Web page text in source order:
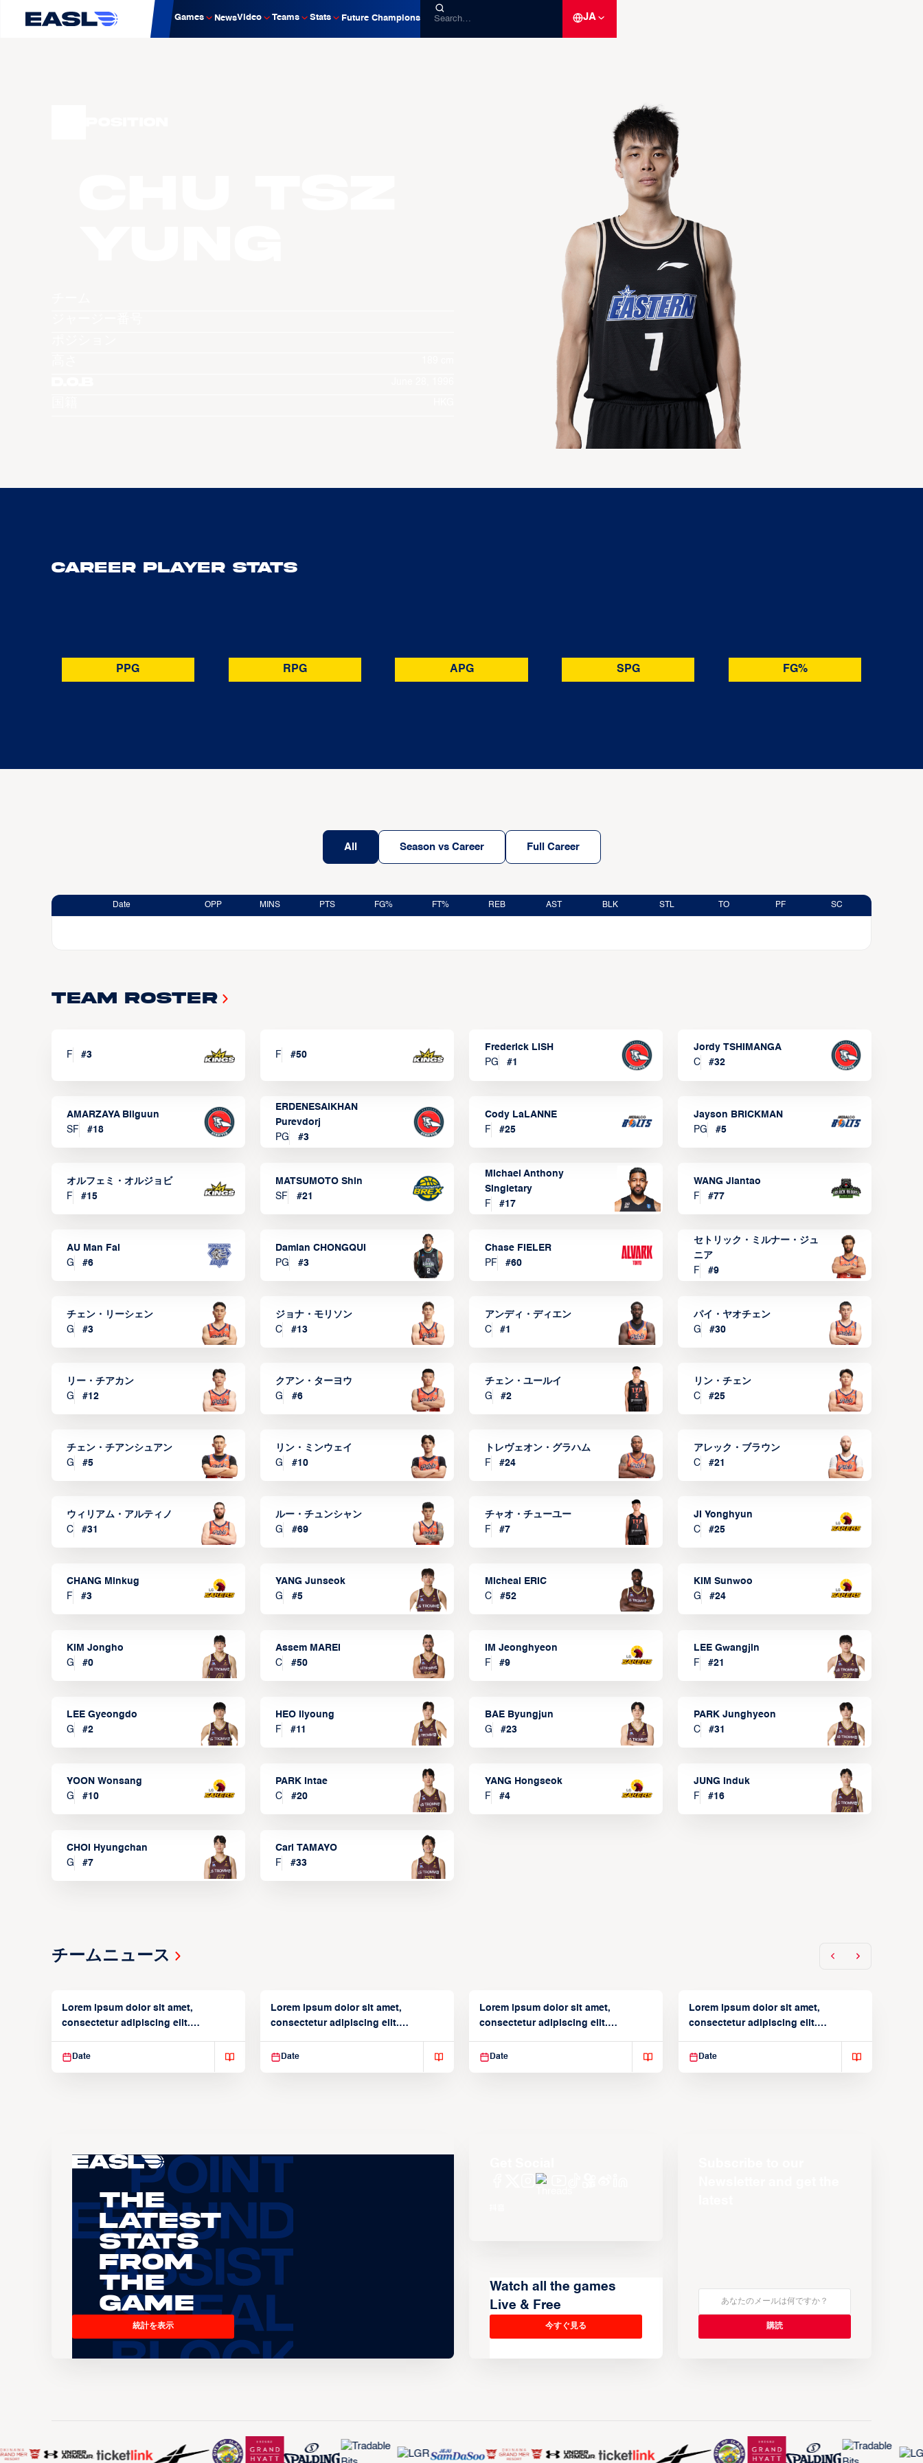
Games NewsVideo Teams Stats Future Champions JA
Career Player Stats
PPG RPG APG SPG FG%
All Season vs Career Full Career
Date OPP MINS PTS FG% FT% REB AST BLK STL TO PF SC
Team Roster
F #3 F #50
Frederick LISH
PG
#1
Jordy TSHIMANGA
C
#32
AMARZAYA Bilguun
SF
#18
ERDENESAIKHAN
Purevdorj
PG
#3
Cody LaLANNE
F
#25
Jayson BRICKMAN
PG
#5
オルフェミ・オルジョビ
F
#15
MATSUMOTO Shin
SF
#21
Michael Anthony
Singletary
F
#17
WANG Jiantao
F
#77
AU Man Fai
G
#6
Damian CHONGQUI
PG
#3
Chase FIELER
PF
#60
セトリック・ミルナー・ジュ
ニア
F
#9
チェン・リーシェン
G
#3
ジョナ・モリソン
C
#13
アンディ・ディエン
C
#1
パイ・ヤオチェン
G
#30
リー・チアカン
G
#12
クアン・ターヨウ
G
#6
チェン・ユールイ
G
#2
リン・チェン
C
#25
チェン・チアンシュアン
G
#5
リン・ミンウェイ
G
#10
トレヴェオン・グラハム
F
#24
アレック・ブラウン
C
#21
ウィリアム・アルティノ
C
#31
ルー・チュンシャン
G
#69
チャオ・チューユー
F
#7
JI Yonghyun
C
#25
CHANG Minkug
F
#3
YANG Junseok
G
#5
Micheal ERIC
C
#52
KIM Sunwoo
G
#24
KIM Jongho
G
#0
Assem MAREI
C
#50
IM Jeonghyeon
F
#9
LEE Gwangjin
F
#21
LEE Gyeongdo
G
#2
HEO Ilyoung
F
#11
BAE Byungjun
G
#23
PARK Junghyeon
C
#31
YOON Wonsang
G
#10
PARK Intae
C
#20
YANG Hongseok
F
#4
JUNG Induk
F
#16
CHOI Hyungchan
G
#7
Carl TAMAYO
F
#33
チームニュース
Lorem ipsum dolor sit amet,
consectetur adipiscing elit.
Date
Lorem ipsum dolor sit amet,
consectetur adipiscing elit.
Date
Lorem ipsum dolor sit amet,
consectetur adipiscing elit.
Date
Lorem ipsum dolor sit amet,
consectetur adipiscing elit.
Date
The
Latest
Stats
From
the
Game
統計を表示
Watch all the games
Live & Free
今すぐ見る